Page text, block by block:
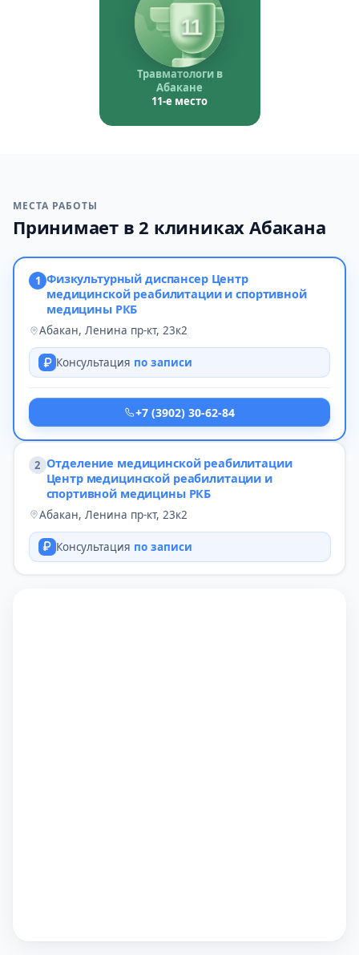
11
Травматологи в
Абакане
11-е место
МЕСТА РАБОТЫ
Принимает в 2 клиниках Абакана
1 Физкультурный диспансер Центр
медицинской реабилитации и спортивной
медицины РКБ
Абакан, Ленина пр-кт, 23к2
Консультация по записи
+7 (3902) 30-62-84
2 Отделение медицинской реабилитации
Центр медицинской реабилитации и
спортивной медицины РКБ
Абакан, Ленина пр-кт, 23к2
Консультация по записи